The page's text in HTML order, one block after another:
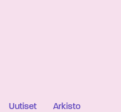
Uutiset
Arkisto